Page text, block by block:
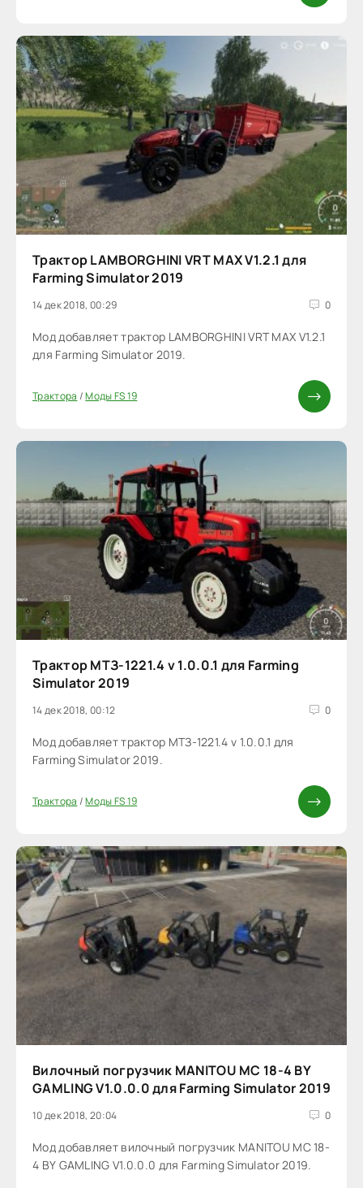
Трактор LAMBORGHINI VRT MAX V1.2.1 для
Farming Simulator 2019
14 дек 2018, 00:29 0
Мод добавляет трактор LAMBORGHINI VRT MAX V1.2.1
для Farming Simulator 2019.
Трактора /Моды FS 19
Трактор МТЗ-1221.4 v 1.0.0.1 для Farming
Simulator 2019
14 дек 2018, 00:12 0
Мод добавляет трактор МТЗ-1221.4 v 1.0.0.1 для
Farming Simulator 2019.
Трактора /Моды FS 19
Вилочный погрузчик MANITOU MC 18-4 BY
GAMLING V1.0.0.0 для Farming Simulator 2019
10 дек 2018, 20:04 0
Мод добавляет вилочный погрузчик MANITOU MC 18-
4 BY GAMLING V1.0.0.0 для Farming Simulator 2019.